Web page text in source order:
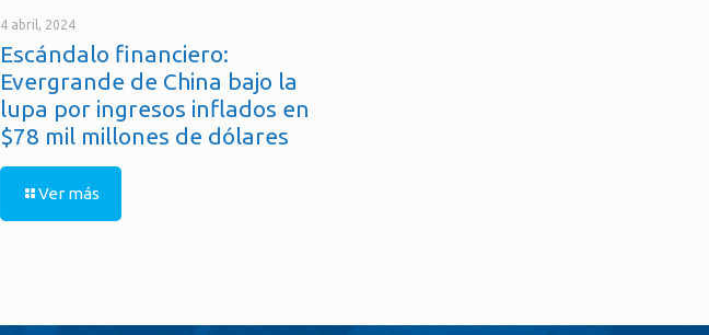
4 abril, 2024
Escándalo financiero:
Evergrande de China bajo la
lupa por ingresos inflados en
$78 mil millones de dólares
Ver más